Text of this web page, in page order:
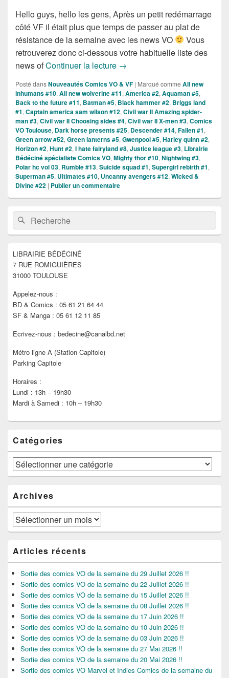
Hello guys, hello les gens, Après un petit redémarrage
côté VF il était plus que temps de passer au plat de
résistance de la semaine avec les news VO
Vous
retrouverez donc ci-dessous votre habituelle liste des
news ofContinuer la lecture Sorties des Comics VO de la
→
Posté dansNouveautés Comics VO & VF | Marqué comme All new
inhumans #10, All new wolverine #11, America #2, Aquaman #5,
Back to the future #11, Batman #5, Black hammer #2, Briggs land
#1, Captain america sam wilson #12, Civil war II Amazing spider-
man #3, Civil war II Choosing sides #4, Civil war II X-men #3, Comics
VO Toulouse, Dark horse presents #25, Descender #14, Fallen #1,
Green arrow #52, Green lanterns #5, Gwenpool #5, Harley quinn #2,
Horizon #2, Hunt #2, I hate fairyland #8, Justice league #3, Librairie
Bédéciné spécialiste Comics VO, Mighty thor #10, Nightwing #3,
Polar hc vol 03, Rumble #13, Suicide squad #1, Supergirl rebirth #1,
Superman #5, Ultimates #10, Uncanny avengers #12, Wicked &
Divine #22 | Publier un commentaire
Zone
principale
de
widget
barre
latérale
Recherche :Rechercher
LIBRAIRIE BÉDÉCINÉ
7 RUE ROMIGUIÈRES
31000 TOULOUSE
Appelez-nous :
BD & Comics : 05 61 21 64 44
SF & Manga : 05 61 12 11 85
Ecrivez-nous : bedecine@canalbd.net
Métro ligne A (Station Capitole)
Parking Capitole
Horaires :
Lundi : 13h – 19h30
Mardi à Samedi : 10h – 19h30
Catégories
Catégories
Archives
Archives
Articles récents
Sortie des comics VO de la semaine du 29 Juillet 2026 !!
Sortie des comics VO de la semaine du 22 Juillet 2026 !!
Sortie des comics VO de la semaine du 15 Juillet 2026 !!
Sortie des comics VO de la semaine du 08 Juillet 2026 !!
Sortie des comics VO de la semaine du 17 Juin 2026 !!
Sortie des comics VO de la semaine du 10 Juin 2026 !!
Sortie des comics VO de la semaine du 03 Juin 2026 !!
Sortie des comics VO de la semaine du 27 Mai 2026 !!
Sortie des comics VO de la semaine du 20 Mai 2026 !!
Sortie des comics VO Marvel et Indies Comics de la semaine du